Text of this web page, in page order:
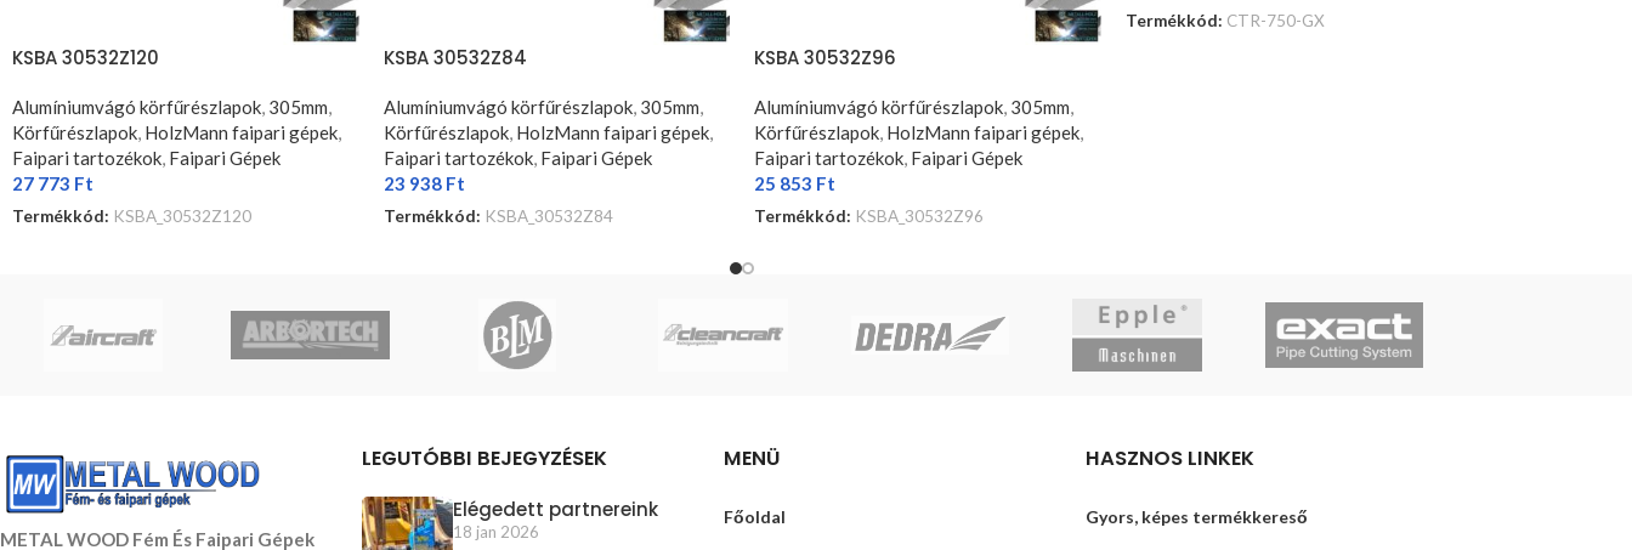
KSBA 30532Z120
Alumíniumvágó körfűrészlapok, 305mm,
Körfűrészlapok, HolzMann faipari gépek,
Faipari tartozékok, Faipari Gépek
27 773 Ft
Termékkód: KSBA_30532Z120
KSBA 30532Z84
Alumíniumvágó körfűrészlapok, 305mm,
Körfűrészlapok, HolzMann faipari gépek,
Faipari tartozékok, Faipari Gépek
23 938 Ft
Termékkód: KSBA_30532Z84
KSBA 30532Z96
Alumíniumvágó körfűrészlapok, 305mm,
Körfűrészlapok, HolzMann faipari gépek,
Faipari tartozékok, Faipari Gépek
25 853 Ft
Termékkód: KSBA_30532Z96
Termékkód: CTR-750-GX
METAL WOOD Fém És Faipari Gépek
LEGUTÓBBI BEJEGYZÉSEK
Elégedett partnereink
18 jan 2026
MENÜ
Főoldal
HASZNOS LINKEK
Gyors, képes termékkereső